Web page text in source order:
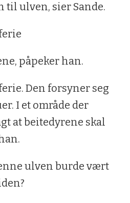
ulven, sier Sande.
påpeker han.
Den forsyner seg
I et område der
at beitedyrene skal
ulven burde vært